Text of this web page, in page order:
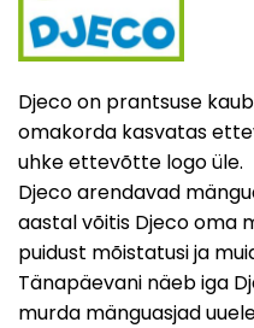
Djeco on prantsuse
omakorda kasvatas
uhke ettevõtte logo üle.
Djeco arendavad
aastal võitis Djeco oma
puidust mõistatusi ja
Tänapäevani näeb iga
murda mänguasjad